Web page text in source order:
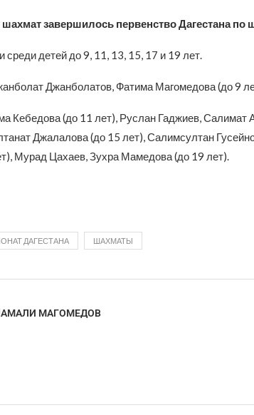
завершилось первенство Дагестана по
детей до 9, 11, 13, 15, 17 и 19 лет.
Джанболатов, Фатима Магомедова (до 9
Кебедова (до 11 лет), Руслан Гаджиев, Салимат
Джалалова (до 15 лет), Салимсултан
Мурад Цахаев, Зухра Мамедова (до 19 лет).
ДАГЕСТАНА ШАХМАТЫ
МАГОМЕДОВ